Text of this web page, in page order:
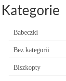
Kategorie
Babeczki
Bez kategorii
Biszkopty